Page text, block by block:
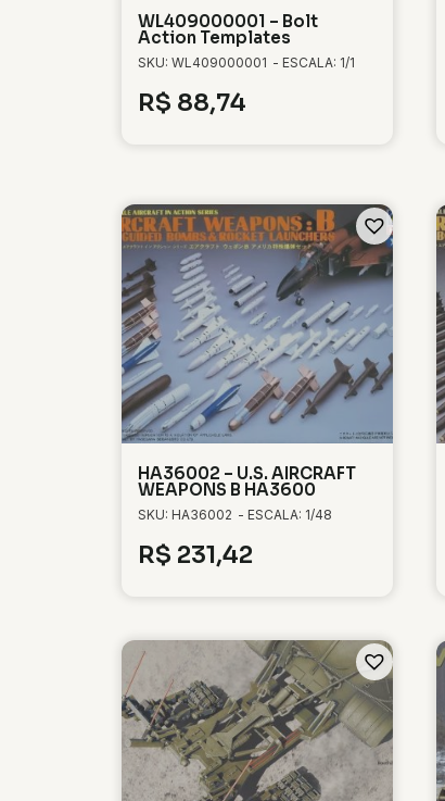
WL409000001 – Bolt
Action Templates
SKU: WL409000001 - ESCALA: 1/1
R$ 88,74
HA36002 – U.S. AIRCRAFT
WEAPONS B HA3600
SKU: HA36002 - ESCALA: 1/48
R$ 231,42